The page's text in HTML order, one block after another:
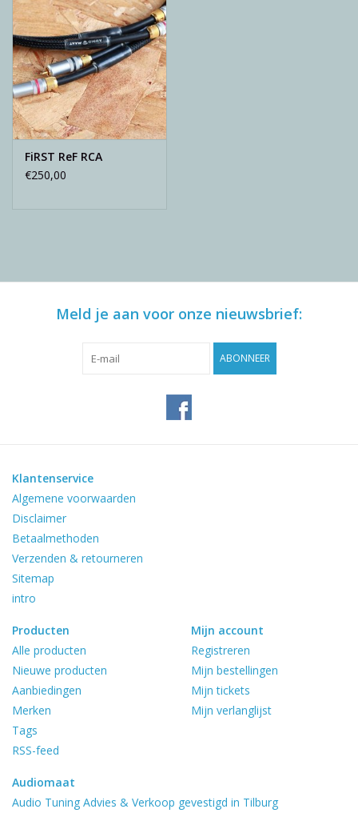
FiRST ReF RCA
€250,00
Meld je aan voor onze nieuwsbrief:
ABONNEER
Klantenservice
Algemene voorwaarden
Disclaimer
Betaalmethoden
Verzenden & retourneren
Sitemap
intro
Producten
Alle producten
Nieuwe producten
Aanbiedingen
Merken
Tags
RSS-feed
Mijn account
Registreren
Mijn bestellingen
Mijn tickets
Mijn verlanglijst
Audiomaat
Audio Tuning Advies & Verkoop gevestigd in Tilburg